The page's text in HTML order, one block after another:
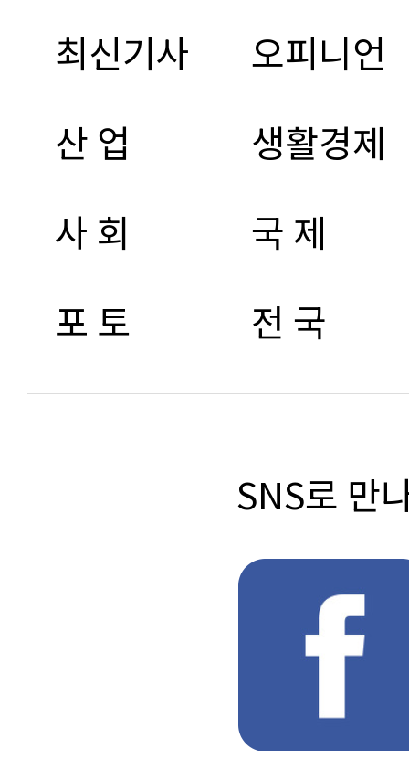
최신기사
오피니언
산 업
생활경제
사 회
국 제
포 토
전 국
SNS로 만